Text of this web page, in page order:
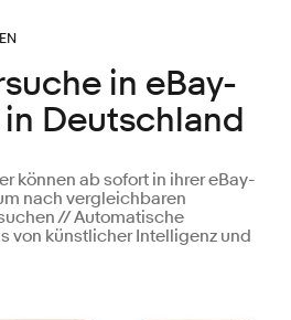
in eBay-
Deutschland
können ab sofort in ihrer eBay-
nach vergleichbaren
// Automatische
von künstlicher Intelligenz und